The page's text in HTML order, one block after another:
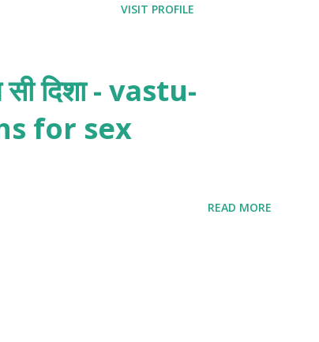
VISIT PROFILE
दिशा - vastu-
for sex
READ MORE